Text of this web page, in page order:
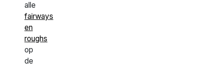
alle
fairways
en
roughs
op
de